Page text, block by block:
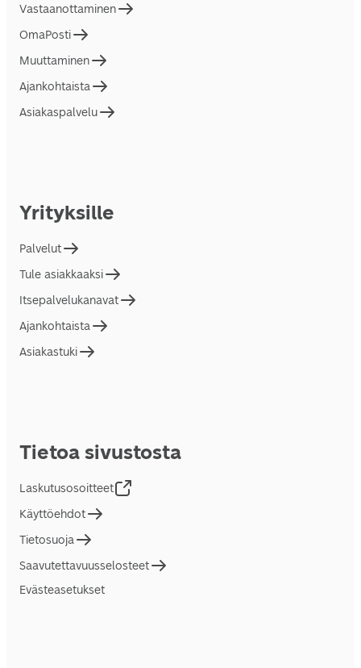
Vastaanottaminen
OmaPosti
Muuttaminen
Ajankohtaista
Asiakaspalvelu
Yrityksille
Palvelut
Tule asiakkaaksi
Itsepalvelukanavat
Ajankohtaista
Asiakastuki
Tietoa sivustosta
Laskutusosoitteet
Käyttöehdot
Tietosuoja
Saavutettavuusselosteet
Evästeasetukset